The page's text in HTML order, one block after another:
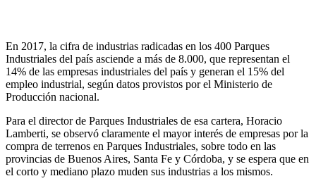
En 2017, la cifra de industrias radicadas en los 400 Parques
Industriales del país asciende a más de 8.000, que representan el
14% de las empresas industriales del país y generan el 15% del
empleo industrial, según datos provistos por el Ministerio de
Producción nacional.
Para el director de Parques Industriales de esa cartera, Horacio
Lamberti, se observó claramente el mayor interés de empresas por la
compra de terrenos en Parques Industriales, sobre todo en las
provincias de Buenos Aires, Santa Fe y Córdoba, y se espera que en
el corto y mediano plazo muden sus industrias a los mismos.